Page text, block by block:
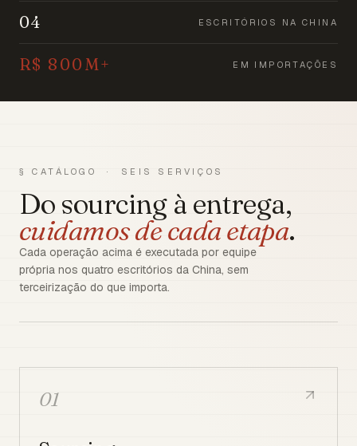
04 ESCRITÓRIOS NA CHINA
R$ 800M+ EM IMPORTAÇÕES
§ CATÁLOGO · SEIS SERVIÇOS
Do sourcing à entrega,
cuidamos de cada etapa.
Cada operação acima é executada por equipe
própria nos quatro escritórios da China, sem
terceirização do que importa.
01